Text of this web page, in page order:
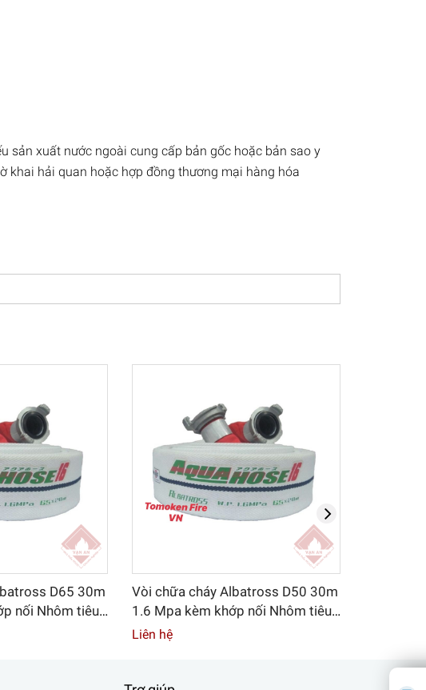
sản xuất nước ngoài cung cấp bản gốc hoặc bản sao y
khai hải quan hoặc hợp đồng thương mại hàng hóa
D65 30m
nối Nhôm tiêu
Vòi chữa cháy Albatross D50 30m
1.6 Mpa kèm khớp nối Nhôm tiêu
chuẩn GOST
Liên hệ